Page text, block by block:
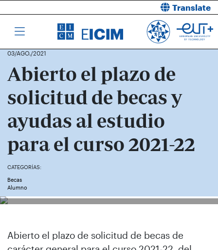
Translate
03/AGO./2021
Abierto el plazo de
solicitud de becas y
ayudas al estudio
para el curso 2021-22
CATEGORÍAS:
Becas
Alumno
Abierto el plazo de solicitud de becas de